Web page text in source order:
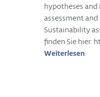
hypotheses
assessment
Sustainability
finden Sie hier:
Weiterlesen